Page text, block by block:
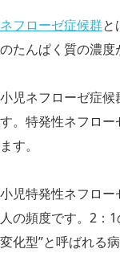
ネフローゼ症候群と
のたんぱく質の濃
小児ネフローゼ症候
す。特発性ネフロ
ます。
小児特発性ネフロ
人の頻度です。2：
変化型”と呼ばれる